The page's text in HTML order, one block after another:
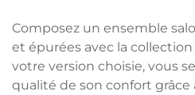
Composez un ensemble
et épurées avec la
votre version choisie, vous
qualité de son confort grâce